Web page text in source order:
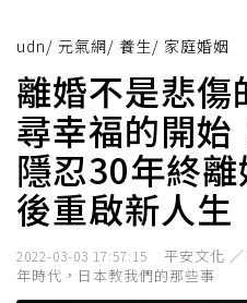
udn/ 元氣網/ 養生/ 家庭婚姻
離婚不是悲傷
尋幸福的開始
隱忍30年終
後重啟新人生
2022-03-03 17:57:15
平安文化
年時代，日本教我們的那些事